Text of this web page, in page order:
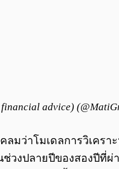
advice)
ลมว่าโมเดลการวิเคร
ช่วงปลายปีของสองปีที่